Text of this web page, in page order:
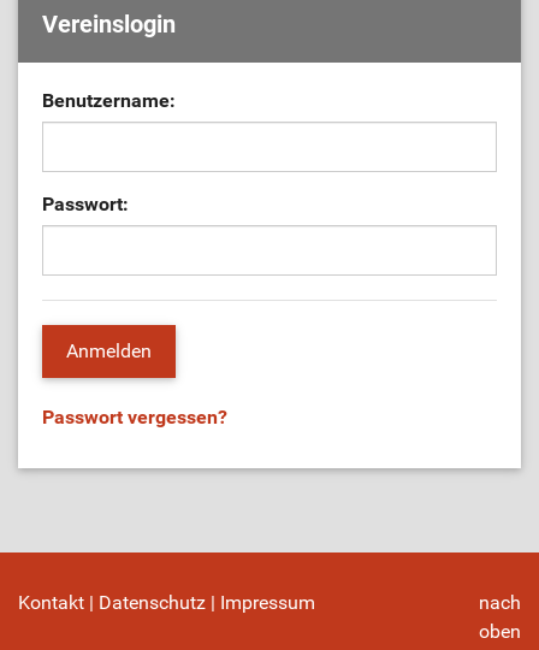
Vereinslogin
Benutzername:
Passwort:
Passwort vergessen?
Kontakt | Datenschutz | Impressum
nach
oben